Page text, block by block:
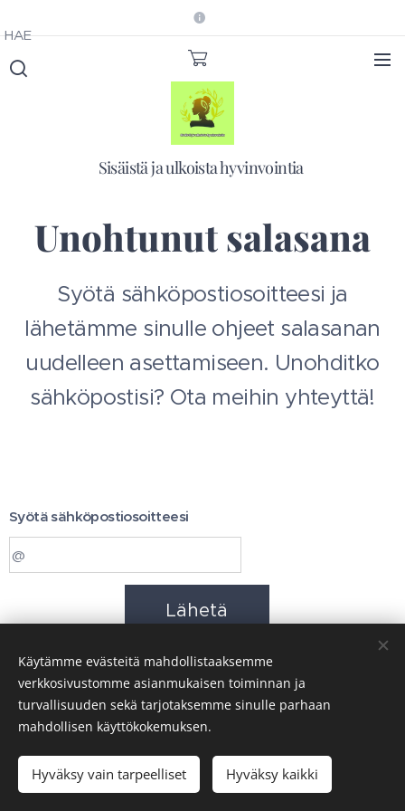
Sisäistä ja ulkoista hyvinvointia
HAE
Unohtunut salasana
Syötä sähköpostiosoitteesi ja
lähetämme sinulle ohjeet salasanan
uudelleen asettamiseen. Unohditko
sähköpostisi? Ota meihin yhteyttä!
Syötä sähköpostiosoitteesi
Lähetä
Kuvat - LR HEALTH & BEAUTY SYSTEMS Oy
Evästeet
Käytämme evästeitä mahdollistaaksemme
verkkosivustomme asianmukaisen toiminnan ja
turvallisuuden sekä tarjotaksemme sinulle parhaan
mahdollisen käyttökokemuksen.
Hyväksy vain tarpeelliset Hyväksy kaikki